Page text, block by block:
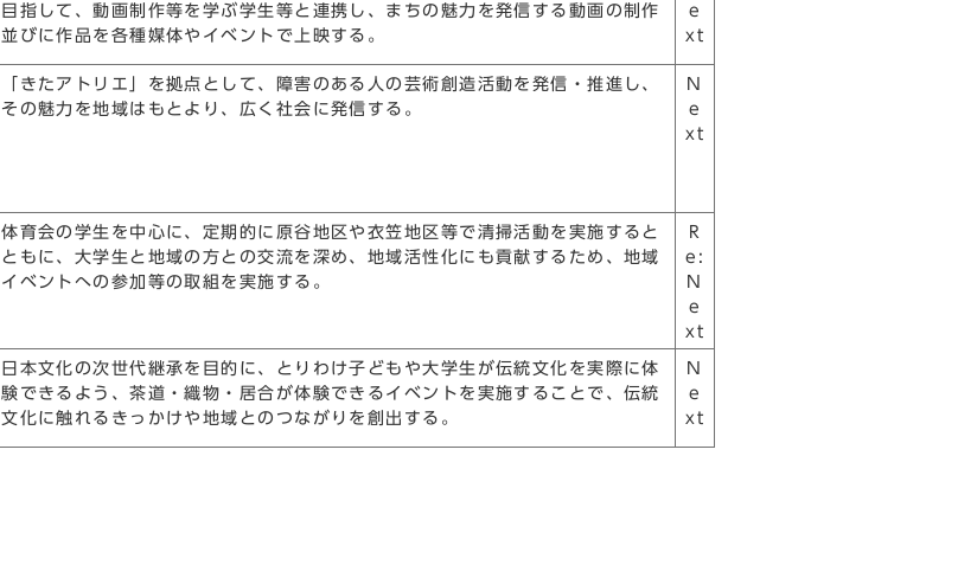
目指して、動画制作等を学ぶ学生等と連携し、まちの魅力を発信する動画の制作
並びに作品を各種媒体やイベントで上映する。
e
xt
「きたアトリエ」を拠点として、障害のある人の芸術創造活動を発信・推進し、
その魅力を地域はもとより、広く社会に発信する。
N
e
xt
体育会の学生を中心に、定期的に原谷地区や衣笠地区等で清掃活動を実施すると
ともに、大学生と地域の方との交流を深め、地域活性化にも貢献するため、地域
イベントへの参加等の取組を実施する。
R
e:
N
e
xt
日本文化の次世代継承を目的に、とりわけ子どもや大学生が伝統文化を実際に体
験できるよう、茶道・織物・居合が体験できるイベントを実施することで、伝統
文化に触れるきっかけや地域とのつながりを創出する。
N
e
xt